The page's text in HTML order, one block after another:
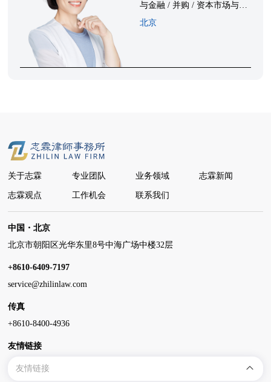
与金融 / 并购 / 资本市场与证
券 / 家族财富管理 / 投融资
北京
关于志霖 专业团队 业务领域 志霖新闻
志霖观点 工作机会 联系我们
中国・北京
北京市朝阳区光华东里8号中海广场中楼32层
+8610-6409-7197
service@zhilinlaw.com
传真
+8610-8400-4936
友情链接
友情链接